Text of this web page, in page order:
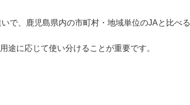
で、鹿児島県内の市町村・地域単位のJAと比べる
途に応じて使い分けることが重要です。